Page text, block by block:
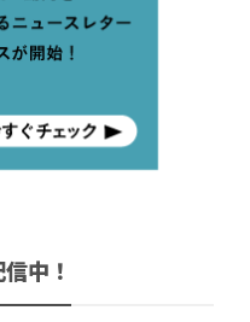
中！